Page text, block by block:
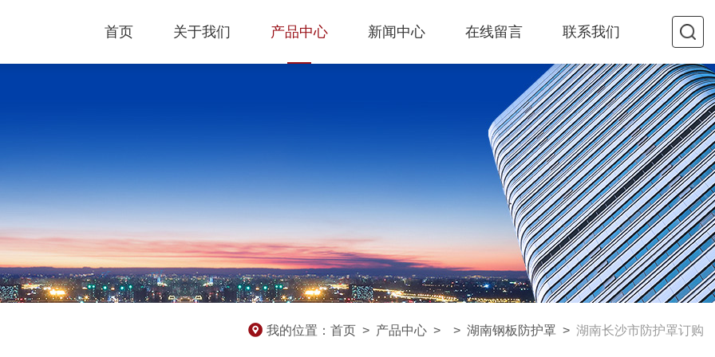
首页 关于我们 产品中心 新闻中心 在线留言 联系我们
我的位置： 首页 > 产品中心 > > 湖南钢板防护罩 > 湖南长沙市防护罩订购